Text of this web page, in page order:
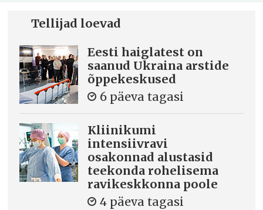
Tellijad loevad
Eesti haiglatest on
saanud Ukraina arstide
õppekeskused
6 päeva tagasi
Kliinikumi
intensiivravi
osakonnad alustasid
teekonda rohelisema
ravikeskkonna poole
4 päeva tagasi